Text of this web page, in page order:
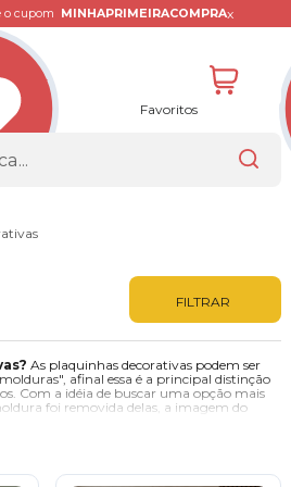
o cupom MINHAPRIMEIRACOMPRAx
Favoritos
FILTRAR
As plaquinhas decorativas podem ser
afinal essa é a principal distinção
Com a idéia de buscar uma opção mais
foi removida delas, a imagem do
perderam a moldura e ganharam um
de tráz, assim a parede não precisa ser